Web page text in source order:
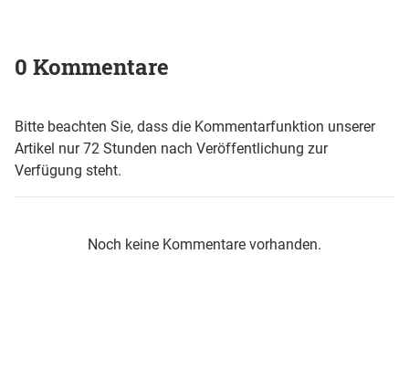
0 Kommentare
Bitte beachten Sie, dass die Kommentarfunktion unserer
Artikel nur 72 Stunden nach Veröffentlichung zur
Verfügung steht.
Noch keine Kommentare vorhanden.